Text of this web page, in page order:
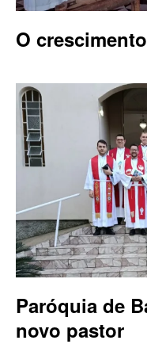
O
Paróquia de
novo pastor